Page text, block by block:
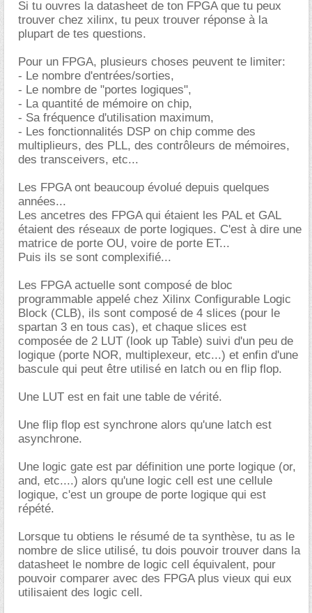
Si tu ouvres la datasheet de ton FPGA que tu peux
trouver chez xilinx, tu peux trouver réponse à la
plupart de tes questions.
Pour un FPGA, plusieurs choses peuvent te limiter:
- Le nombre d'entrées/sorties,
- Le nombre de "portes logiques",
- La quantité de mémoire on chip,
- Sa fréquence d'utilisation maximum,
- Les fonctionnalités DSP on chip comme des
multiplieurs, des PLL, des contrôleurs de mémoires,
des transceivers, etc...
Les FPGA ont beaucoup évolué depuis quelques
années...
Les ancetres des FPGA qui étaient les PAL et GAL
étaient des réseaux de porte logiques. C'est à dire une
matrice de porte OU, voire de porte ET...
Puis ils se sont complexifié...
Les FPGA actuelle sont composé de bloc
programmable appelé chez Xilinx Configurable Logic
Block (CLB), ils sont composé de 4 slices (pour le
spartan 3 en tous cas), et chaque slices est
composée de 2 LUT (look up Table) suivi d'un peu de
logique (porte NOR, multiplexeur, etc...) et enfin d'une
bascule qui peut être utilisé en latch ou en flip flop.
Une LUT est en fait une table de vérité.
Une flip flop est synchrone alors qu'une latch est
asynchrone.
Une logic gate est par définition une porte logique (or,
and, etc....) alors qu'une logic cell est une cellule
logique, c'est un groupe de porte logique qui est
répété.
Lorsque tu obtiens le résumé de ta synthèse, tu as le
nombre de slice utilisé, tu dois pouvoir trouver dans la
datasheet le nombre de logic cell équivalent, pour
pouvoir comparer avec des FPGA plus vieux qui eux
utilisaient des logic cell.